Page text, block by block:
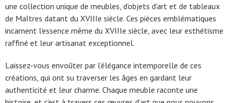
une collection unique de meubles, d’objets d’art et de tableaux
de Maîtres datant du XVIIIe siècle. Ces pièces emblématiques
incarnent l’essence même du XVIIIe siècle, avec leur esthétisme
raffiné et leur artisanat exceptionnel.
Laissez-vous envoûter par l’élégance intemporelle de ces
créations, qui ont su traverser les âges en gardant leur
authenticité et leur charme. Chaque meuble raconte une